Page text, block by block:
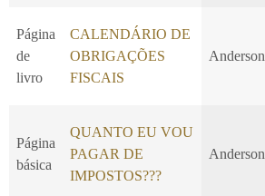
Página
de
livro
CALENDÁRIO DE
OBRIGAÇÕES
FISCAIS
Anderson
Página
básica
QUANTO EU VOU
PAGAR DE
IMPOSTOS???
Anderson